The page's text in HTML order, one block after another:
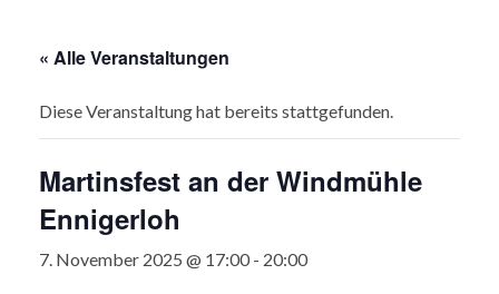
« Alle Veranstaltungen
Diese Veranstaltung hat bereits stattgefunden.
Martinsfest an der Windmühle
Ennigerloh
7. November 2025 @ 17:00 - 20:00